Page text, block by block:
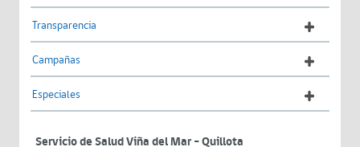
Transparencia
Campañas
Especiales
Servicio de Salud Viña del Mar – Quillota